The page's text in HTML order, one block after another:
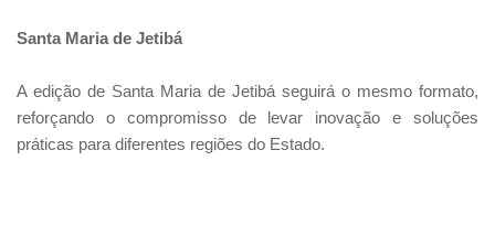
Santa Maria de Jetibá
A edição de Santa Maria de Jetibá seguirá o mesmo formato,
reforçando o compromisso de levar inovação e soluções
práticas para diferentes regiões do Estado.